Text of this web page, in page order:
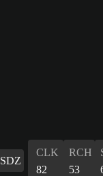
SDZ
CLK
82
RCH
53